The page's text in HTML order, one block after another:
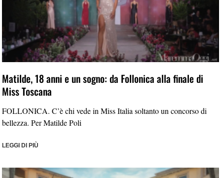
Matilde, 18 anni e un sogno: da Follonica alla finale di
Miss Toscana
FOLLONICA. C’è chi vede in Miss Italia soltanto un concorso di
bellezza. Per Matilde Poli
LEGGI DI PIÙ